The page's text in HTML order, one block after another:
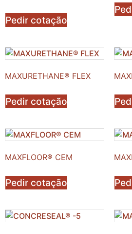
Pedir cotação
MAXURETHANE® FLEX
Pedir cotação
MAXFLOOR® CEM
Pedir cotação